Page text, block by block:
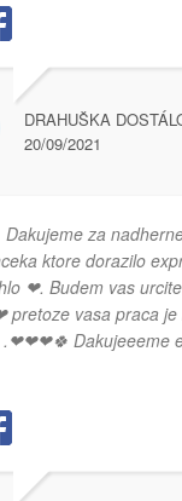
DRAHUŠKA
20/09/2021
Dakujeme za
ktore dorazilo
❤. Budem vas
pretoze vasa praca je
.❤❤❤🍀 Dakujeeeme